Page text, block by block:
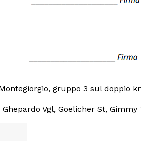
gruppo 3 sul doppio
Vgl, Goelicher St, Gimmy